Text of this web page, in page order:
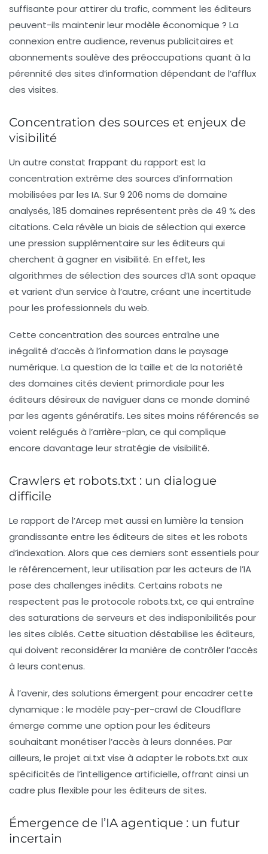
suffisante pour attirer du trafic, comment les éditeurs
peuvent-ils maintenir leur modèle économique ? La
connexion entre audience, revenus publicitaires et
abonnements soulève des préoccupations quant à la
pérennité des sites d’information dépendant de l’afflux
des visites.
Concentration des sources et enjeux de
visibilité
Un autre constat frappant du rapport est la
concentration extrême des sources d’information
mobilisées par les IA. Sur 9 206 noms de domaine
analysés, 185 domaines représentent près de 49 % des
citations. Cela révèle un biais de sélection qui exerce
une pression supplémentaire sur les éditeurs qui
cherchent à gagner en visibilité. En effet, les
algorithmes de sélection des sources d’IA sont opaque
et varient d’un service à l’autre, créant une incertitude
pour les professionnels du web.
Cette concentration des sources entraîne une
inégalité d’accès à l’information dans le paysage
numérique. La question de la taille et de la notoriété
des domaines cités devient primordiale pour les
éditeurs désireux de naviguer dans ce monde dominé
par les agents génératifs. Les sites moins référencés se
voient relégués à l’arrière-plan, ce qui complique
encore davantage leur stratégie de visibilité.
Crawlers et robots.txt : un dialogue
difficile
Le rapport de l’Arcep met aussi en lumière la tension
grandissante entre les éditeurs de sites et les robots
d’indexation. Alors que ces derniers sont essentiels pour
le référencement, leur utilisation par les acteurs de l’IA
pose des challenges inédits. Certains robots ne
respectent pas le protocole robots.txt, ce qui entraîne
des saturations de serveurs et des indisponibilités pour
les sites ciblés. Cette situation déstabilise les éditeurs,
qui doivent reconsidérer la manière de contrôler l’accès
à leurs contenus.
À l’avenir, des solutions émergent pour encadrer cette
dynamique : le modèle pay-per-crawl de Cloudflare
émerge comme une option pour les éditeurs
souhaitant monétiser l’accès à leurs données. Par
ailleurs, le projet ai.txt vise à adapter le robots.txt aux
spécificités de l’intelligence artificielle, offrant ainsi un
cadre plus flexible pour les éditeurs de sites.
Émergence de l’IA agentique : un futur
incertain